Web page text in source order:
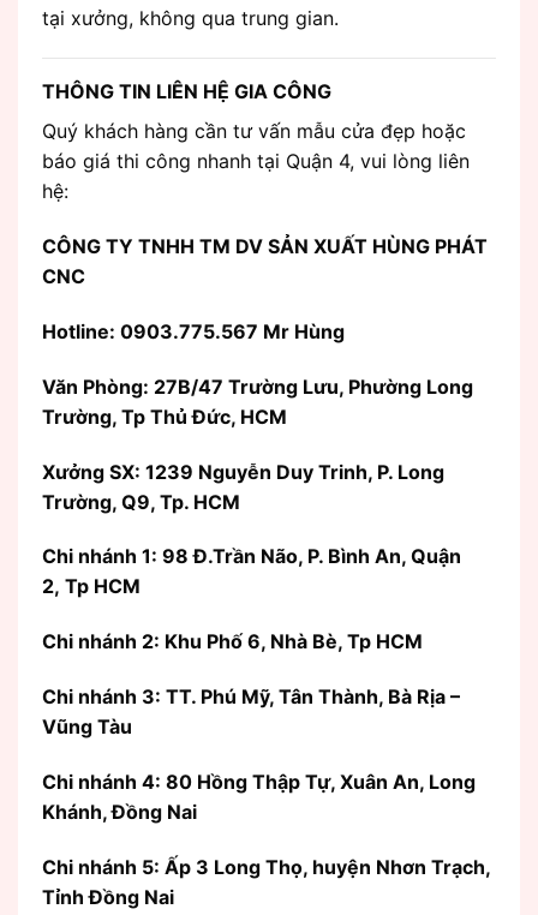
tại xưởng, không qua trung gian.
THÔNG TIN LIÊN HỆ GIA CÔNG
Quý khách hàng cần tư vấn mẫu cửa đẹp hoặc
báo giá thi công nhanh tại Quận 4, vui lòng liên
hệ:
CÔNG TY TNHH TM DV SẢN XUẤT HÙNG PHÁT
CNC
Hotline: 0903.775.567 Mr Hùng
Văn Phòng: 27B/47 Trường Lưu, Phường Long
Trường, Tp Thủ Đức, HCM
Xưởng SX: 1239 Nguyễn Duy Trinh, P. Long
Trường, Q9, Tp. HCM
Chi nhánh 1: 98 Đ.Trần Não, P. Bình An, Quận
2, Tp HCM
Chi nhánh 2: Khu Phố 6, Nhà Bè, Tp HCM
Chi nhánh 3: TT. Phú Mỹ, Tân Thành, Bà Rịa –
Vũng Tàu
Chi nhánh 4: 80 Hồng Thập Tự, Xuân An, Long
Khánh, Đồng Nai
Chi nhánh 5: Ấp 3 Long Thọ, huyện Nhơn Trạch,
Tỉnh Đồng Nai